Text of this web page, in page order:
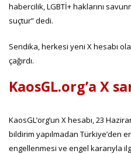
habercilik, LGBTİ+ haklarını
suçtur” dedi.
Sendika, herkesi yeni X hesabı
çağırdı.
KaosGL.org’a X
KaosGL’org’un X hesabı, 23
bildirim yapılmadan Türkiye’den
engellenmesi ve engel kararıyla